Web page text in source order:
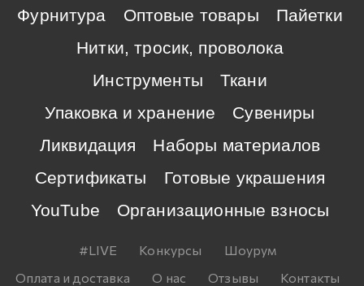
Фурнитура
Оптовые товары
Пайетки
Нитки, тросик, проволока
Инструменты
Ткани
Упаковка и хранение
Сувениры
Ликвидация
Наборы материалов
Сертификаты
Готовые украшения
YouTube
Организационные взносы
#LIVE Конкурсы
Шоурум
Оплата и доставка
О нас Отзывы
Контакты